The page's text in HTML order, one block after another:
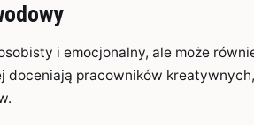
i emocjonalny, ale może
doceniają pracowników